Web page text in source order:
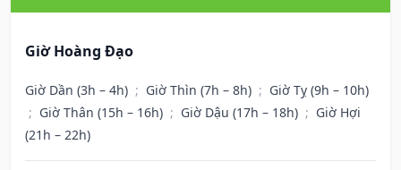
Giờ Hoàng Đạo
Giờ Dần (3h – 4h) ; Giờ Thìn (7h – 8h) ; Giờ Tỵ (9h – 10h)
; Giờ Thân (15h – 16h) ; Giờ Dậu (17h – 18h) ; Giờ Hợi
(21h – 22h)